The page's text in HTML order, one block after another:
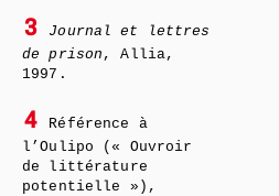
3
Journal et lettres
de prison , Allia,
1997.
4
Référence à
l’Oulipo (« Ouvroir
de littérature
potentielle »),